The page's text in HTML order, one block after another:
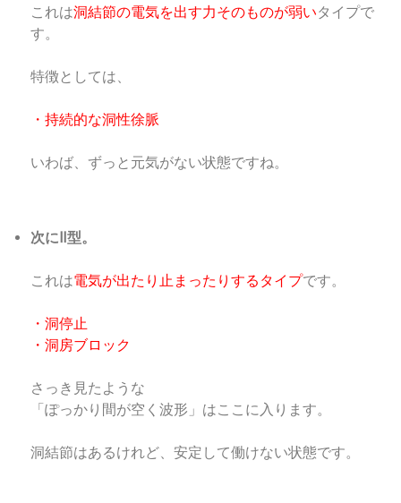
これは洞結節の電気を出す力そのものが弱いタイプで
す。
特徴としては、
・持続的な洞性徐脈
いわば、ずっと元気がない状態ですね。
次にⅡ型。
これは電気が出たり止まったりするタイプです。
・洞停止
・洞房ブロック
さっき見たような
「ぽっかり間が空く波形」はここに入ります。
洞結節はあるけれど、安定して働けない状態です。